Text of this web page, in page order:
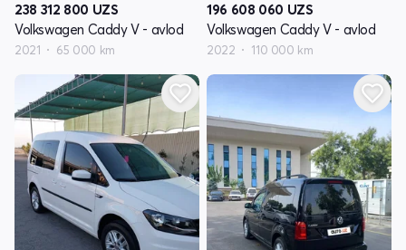
238 312 800 UZS
Volkswagen Caddy V - avlod
2021 65 000 km
196 608 060 UZS
Volkswagen Caddy V - avlod
2022 110 000 km